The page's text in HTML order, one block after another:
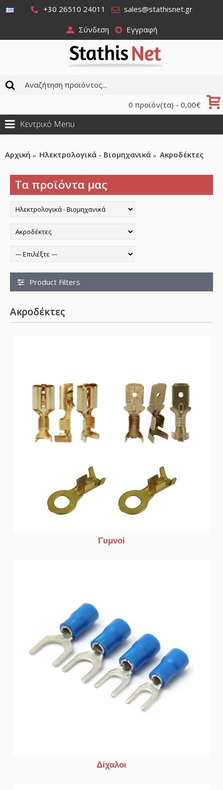
+30 26510 24011 sales@stathisnet.gr
Σύνδεση Εγγραφή
0 προϊόν(τα) - 0,00€
Κεντρικό Menu
Αρχική Ηλεκτρολογικά - Βιομηχανικά Ακροδέκτες
Τα προϊόντα μας
Product Filters
Ακροδέκτες
Γυμνοί
Δίχαλοι